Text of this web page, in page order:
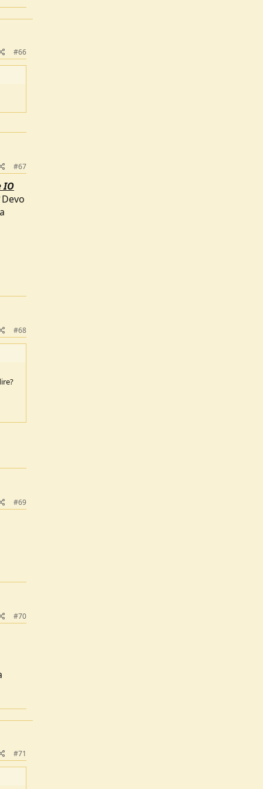
#66
#67
IO
Devo
#68
#69
#70
#71